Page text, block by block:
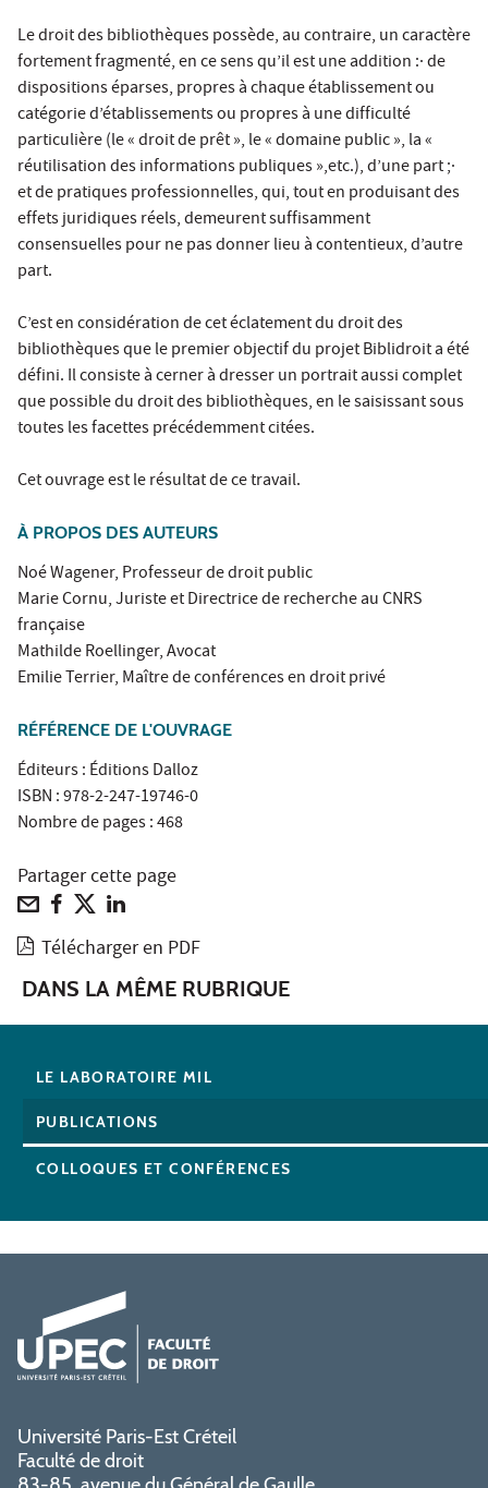
Le droit des bibliothèques possède, au contraire, un caractère
fortement fragmenté, en ce sens qu’il est une addition :· de
dispositions éparses, propres à chaque établissement ou
catégorie d’établissements ou propres à une difficulté
particulière (le « droit de prêt », le « domaine public », la «
réutilisation des informations publiques »,etc.), d’une part ;·
et de pratiques professionnelles, qui, tout en produisant des
effets juridiques réels, demeurent suffisamment
consensuelles pour ne pas donner lieu à contentieux, d’autre
part.
C’est en considération de cet éclatement du droit des
bibliothèques que le premier objectif du projet Biblidroit a été
défini. Il consiste à cerner à dresser un portrait aussi complet
que possible du droit des bibliothèques, en le saisissant sous
toutes les facettes précédemment citées.
Cet ouvrage est le résultat de ce travail.
À PROPOS DES AUTEURS
Noé Wagener, Professeur de droit public
Marie Cornu, Juriste et Directrice de recherche au CNRS
française
Mathilde Roellinger, Avocat
Emilie Terrier, Maître de conférences en droit privé
RÉFÉRENCE DE L'OUVRAGE
Éditeurs : Éditions Dalloz
ISBN : 978-2-247-19746-0
Nombre de pages : 468
Partager cette page
Télécharger en PDF
DANS LA MÊME RUBRIQUE
LE LABORATOIRE MIL
PUBLICATIONS
COLLOQUES ET CONFÉRENCES
Université Paris-Est Créteil
Faculté de droit